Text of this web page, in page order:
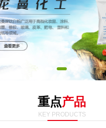
重点产品
KEY PRODUCTS